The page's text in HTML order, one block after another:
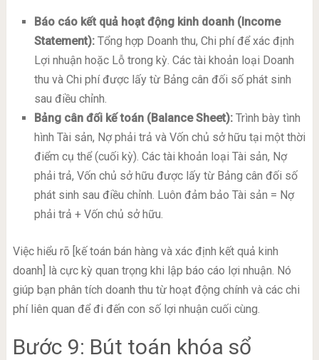
Báo cáo kết quả hoạt động kinh doanh (Income
Statement):Tổng hợp Doanh thu, Chi phí để xác định
Lợi nhuận hoặc Lỗ trong kỳ. Các tài khoản loại Doanh
thu và Chi phí được lấy từ Bảng cân đối số phát sinh
sau điều chỉnh.
Bảng cân đối kế toán (Balance Sheet):Trình bày tình
hình Tài sản, Nợ phải trả và Vốn chủ sở hữu tại một thời
điểm cụ thể (cuối kỳ). Các tài khoản loại Tài sản, Nợ
phải trả, Vốn chủ sở hữu được lấy từ Bảng cân đối số
phát sinh sau điều chỉnh. Luôn đảm bảo Tài sản = Nợ
phải trả + Vốn chủ sở hữu.
Việc hiểu rõ [kế toán bán hàng và xác định kết quả kinh
doanh] là cực kỳ quan trọng khi lập báo cáo lợi nhuận. Nó
giúp bạn phân tích doanh thu từ hoạt động chính và các chi
phí liên quan để đi đến con số lợi nhuận cuối cùng.
Bước 9: Bút toán khóa sổ